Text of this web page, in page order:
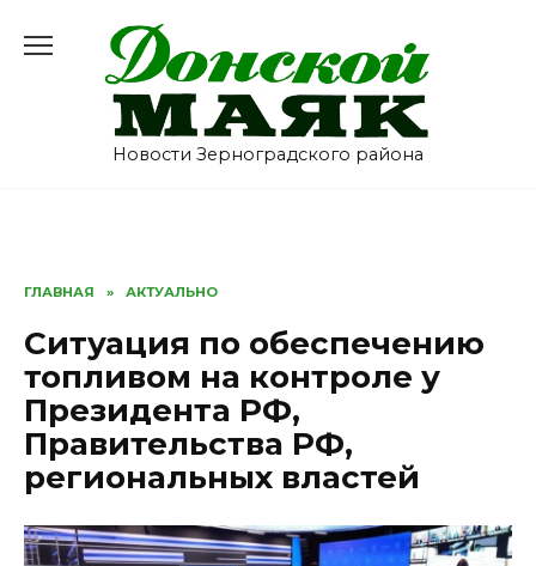
содержанию
Новости Зерноградского района
ГЛАВНАЯ » АКТУАЛЬНО
Ситуация по обеспечению
топливом на контроле у
Президента РФ,
Правительства РФ,
региональных властей